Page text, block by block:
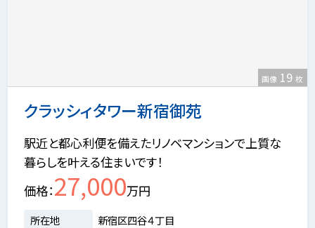
クラッシィタワー新宿御苑
画像 19 枚
駅近と都心利便を備えたリノベマンションで上質な
暮らしを叶える住まいです！
価格 27,000万円
所在地
新宿区四谷４丁目